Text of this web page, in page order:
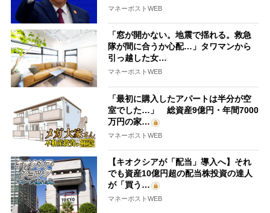
マネーポストWEB
「窓が開かない。地震で揺れる。救急
隊が間に合うか心配…」タワマンから
引っ越した女…
マネーポストWEB
「最初に購入したアパートは半分が空
室でした…」 総資産9億円・年間7000
万円の家…
マネーポストWEB
【キオクシアが「配当」導入へ】それ
でも資産10億円超の配当株投資の達人
が「買う…
マネーポストWEB